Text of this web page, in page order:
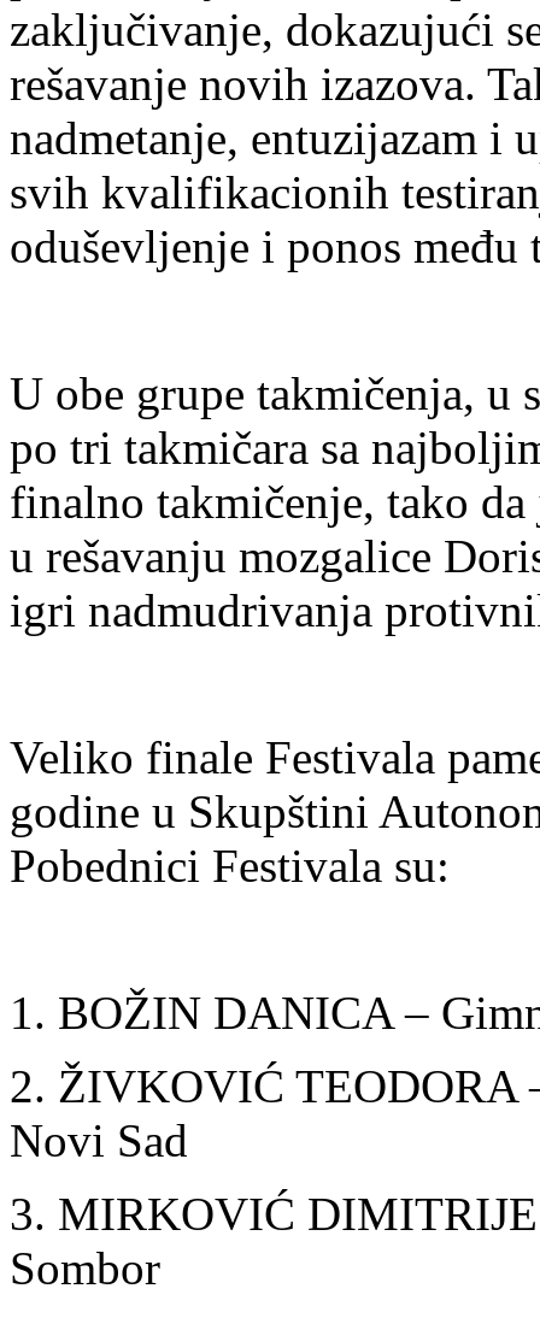
zaključivanje, dokazujući
rešavanje novih izazova.
nadmetanje, entuzijazam i
svih kvalifikacionih
oduševljenje i ponos među
U obe grupe takmičenja, u
po tri takmičara sa
finalno takmičenje, tako
u rešavanju mozgalice
igri nadmudrivanja
Veliko finale Festivala
godine u Skupštini
Pobednici Festivala su:
1. BOŽIN DANICA –
2. ŽIVKOVIĆ TEODORA
Novi Sad
3. MIRKOVIĆ DIMITRIJE
Sombor